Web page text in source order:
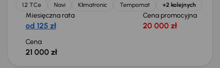
1.2 TCe Navi Klimatronic Tempomat +2 kolejnych
Miesięczna rata
od 125 zł
Cena promocyjna
20 000 zł
Cena
21 000 zł